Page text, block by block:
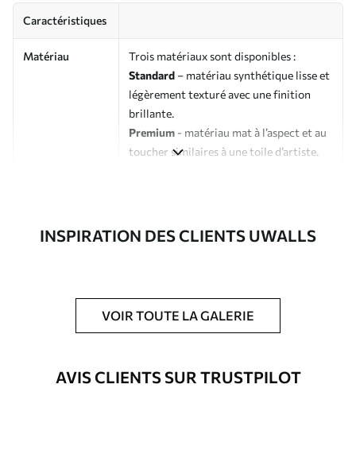
Caractéristiques
Matériau
Trois matériaux sont disponibles :
Standard – matériau synthétique lisse et
légèrement texturé avec une finition
brillante.
Premium - matériau mat à l’aspect et au
toucher similaires à une toile d’artiste.
Possibilité d'ajouter un vernis
protecteur pour renforcer la durabilité
du tableau.
Matériaux disponibles
INSPIRATION DES CLIENTS UWALLS
VOIR TOUTE LA GALERIE
AVIS CLIENTS SUR TRUSTPILOT